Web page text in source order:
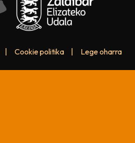
Cookie politika Lege oharra